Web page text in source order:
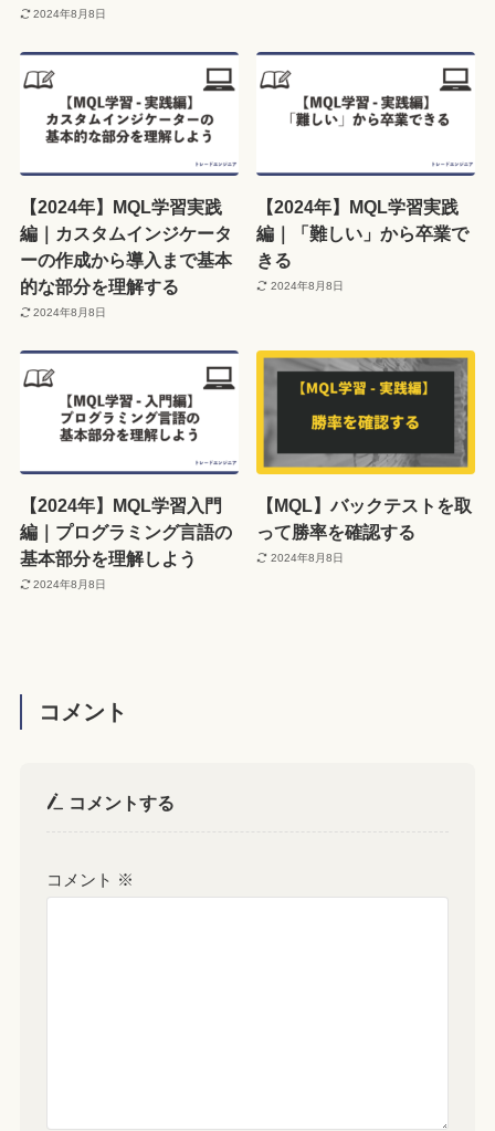
2024年8月8日
【2024年】MQL学習実践
編｜カスタムインジケータ
ーの作成から導入まで基本
的な部分を理解する
2024年8月8日
【2024年】MQL学習実践
編｜「難しい」から卒業で
きる
2024年8月8日
【2024年】MQL学習入門
編｜プログラミング言語の
基本部分を理解しよう
2024年8月8日
【MQL】バックテストを取
って勝率を確認する
2024年8月8日
コメント
コメントする
コメント ※